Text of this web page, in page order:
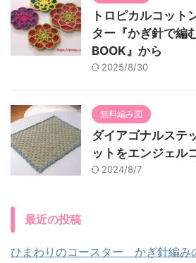
トロピカルコット
ター『かぎ針で編
BOOK』から
2025/8/30
無料編み図
ダイアゴナルステ
ットをエンジェル
2024/8/7
最近の投稿
ひまわりのコースター かぎ針編み